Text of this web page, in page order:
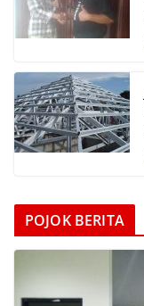
POJOK BERITA